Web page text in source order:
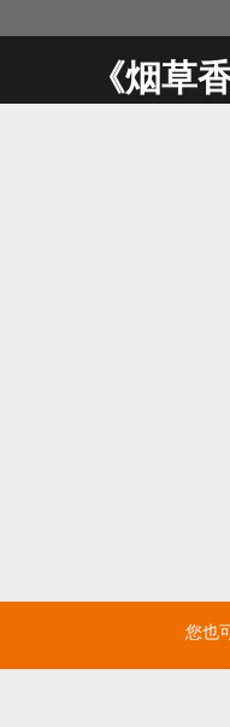
《烟草
您也